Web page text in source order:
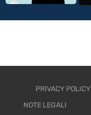
PRIVACY POLICY
NOTE LEGALI